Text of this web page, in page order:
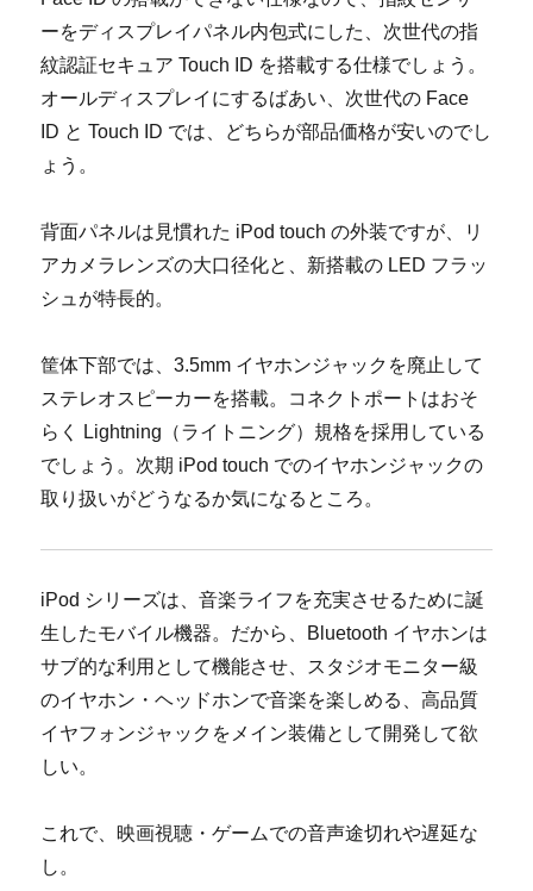
ーをディスプレイパネル内包式にした、次世代の指
紋認証セキュア Touch ID を搭載する仕様でしょう。
オールディスプレイにするばあい、次世代の Face
ID と Touch ID では、どちらが部品価格が安いのでし
ょう。
背面パネルは見慣れた iPod touch の外装ですが、リ
アカメラレンズの大口径化と、新搭載の LED フラッ
シュが特長的。
筐体下部では、3.5mm イヤホンジャックを廃止して
ステレオスピーカーを搭載。コネクトポートはおそ
らく Lightning（ライトニング）規格を採用している
でしょう。次期 iPod touch でのイヤホンジャックの
取り扱いがどうなるか気になるところ。
iPod シリーズは、音楽ライフを充実させるために誕
生したモバイル機器。だから、Bluetooth イヤホンは
サブ的な利用として機能させ、スタジオモニター級
のイヤホン・ヘッドホンで音楽を楽しめる、高品質
イヤフォンジャックをメイン装備として開発して欲
しい。
これで、映画視聴・ゲームでの音声途切れや遅延な
し。